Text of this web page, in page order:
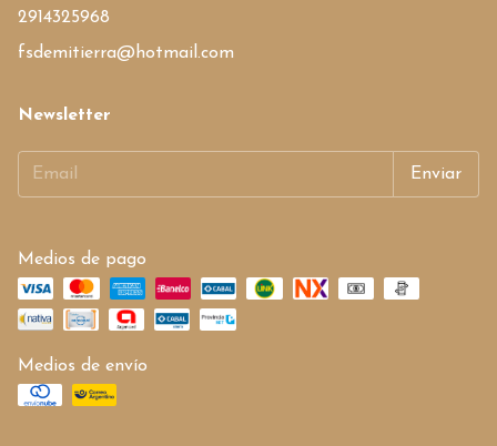
2914325968
fsdemitierra@hotmail.com
Newsletter
Medios de pago
Medios de envío